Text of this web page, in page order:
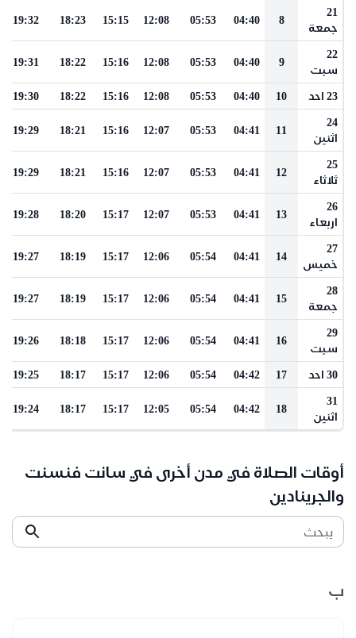
21
جمعة
8
04:40
05:53
12:08
15:15
18:23
19:32
22
سبت
9
04:40
05:53
12:08
15:16
18:22
19:31
23 احد 10
04:40
05:53
12:08
15:16
18:22
19:30
24
اثنين
11
04:41
05:53
12:07
15:16
18:21
19:29
25
ثلاثاء
12
04:41
05:53
12:07
15:16
18:21
19:29
26
اربعاء
13
04:41
05:53
12:07
15:17
18:20
19:28
27
خميس
14
04:41
05:54
12:06
15:17
18:19
19:27
28
جمعة
15
04:41
05:54
12:06
15:17
18:19
19:27
29
سبت
16
04:41
05:54
12:06
15:17
18:18
19:26
30 احد 17
04:42
05:54
12:06
15:17
18:17
19:25
31
اثنين
18
04:42
05:54
12:05
15:17
18:17
19:24
أوقات الصلاة في مدن أخرى في سانت فنسنت
والجرينادين
يبحث
ب